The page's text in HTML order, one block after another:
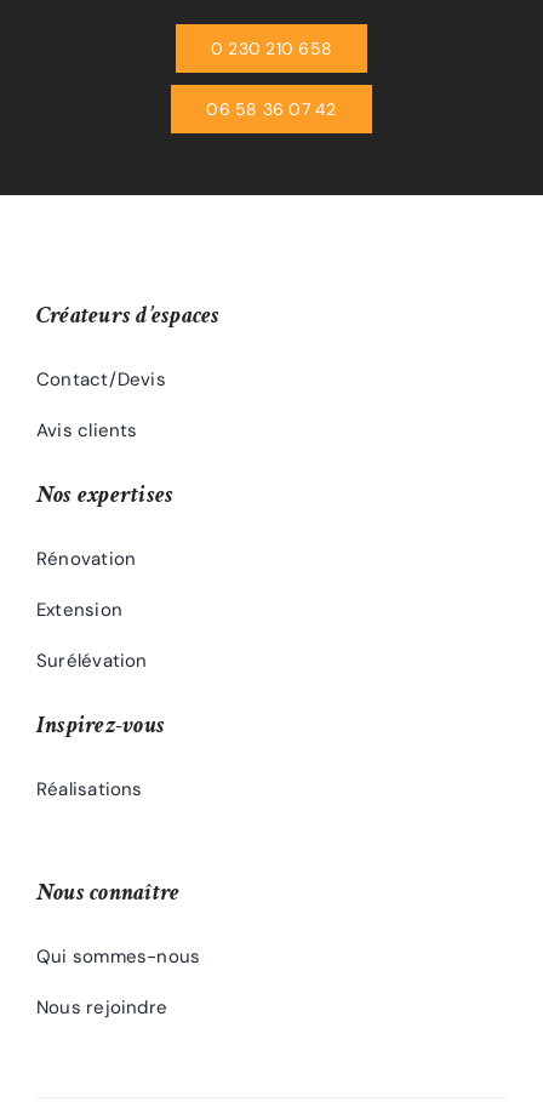
0 230 210 658
06 58 36 07 42
Créateurs d’espaces
Contact/Devis
Avis clients
Nos expertises
Rénovation
Extension
Surélévation
Inspirez-vous
Réalisations
Nous connaître
Qui sommes-nous
Nous rejoindre